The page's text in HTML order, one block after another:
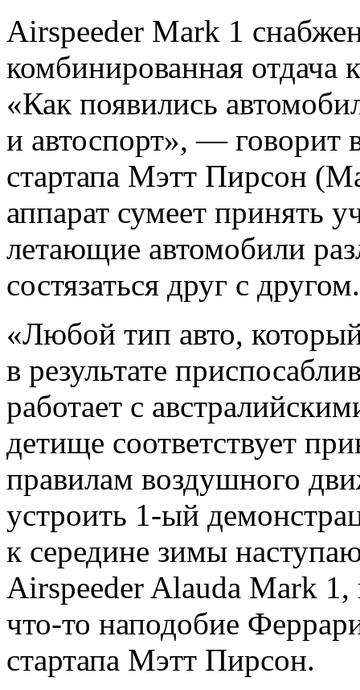
Airspeeder Mark 1
комбинированная отдача
«Как появились
и автоспорт», — говорит
стартапа Мэтт Пирсон
аппарат сумеет принять
летающие автомобили
состязаться друг с другом.
«Любой тип авто,
в результате
работает с
детище соответствует
правилам воздушного
устроить 1-ый
к середине зимы
Airspeeder Alauda Mark 1,
что-то наподобие
стартапа Мэтт Пирсон.